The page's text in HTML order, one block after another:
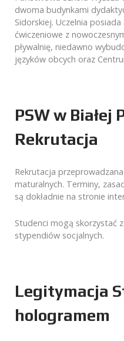
dwoma budynkami
Sidorskiej. Uczelnia posiada
ćwiczeniowe z
pływalnię, niedawno
języków obcych oraz
PSW w Białej
Rekrutacja
Rekrutacja
maturalnych. Terminy,
są dokładnie na stronie
Studenci mogą skorzystać
stypendiów socjalnych.
Legitymacja
hologramem